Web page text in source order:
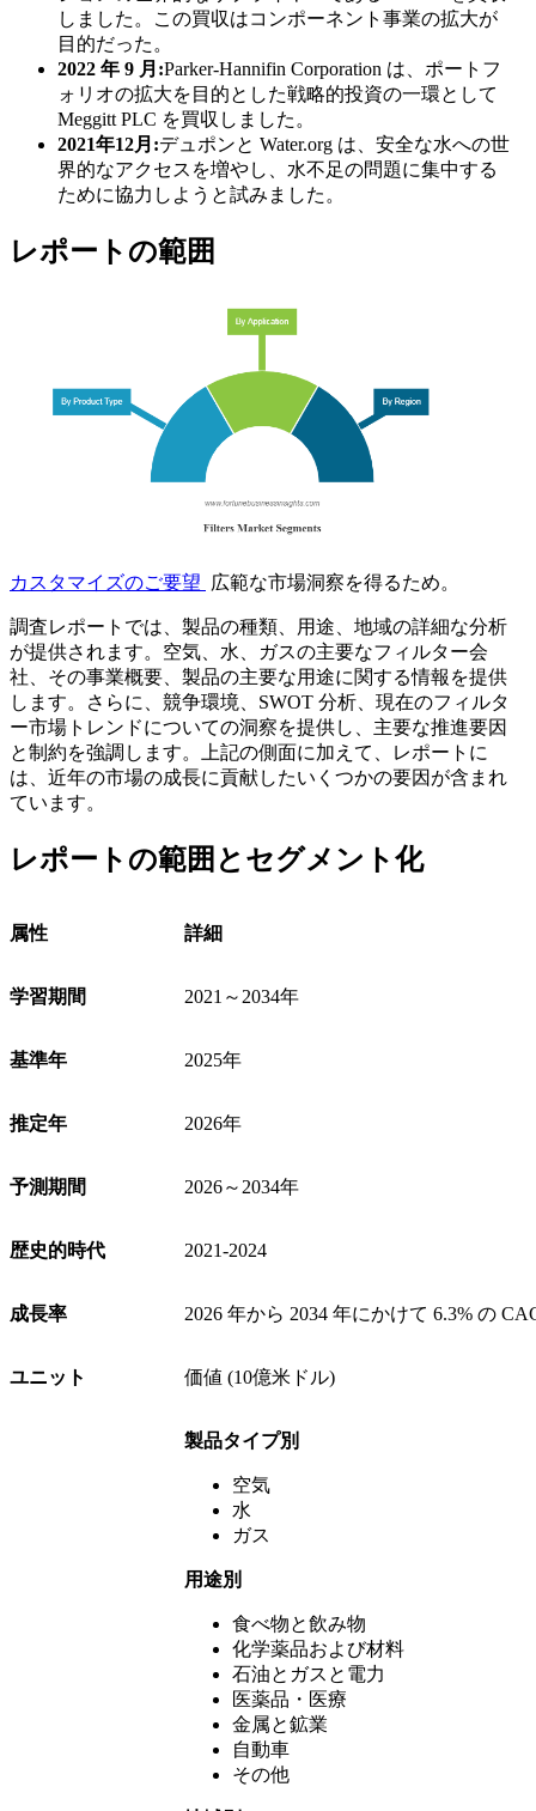
しました。この買収はコンポーネント事業の拡大が
目的だった。
2022 年 9 月:Parker-Hannifin Corporation は、ポートフ
ォリオの拡大を目的とした戦略的投資の一環として
Meggitt PLC を買収しました。
2021年12月:デュポンと Water.org は、安全な水への世
界的なアクセスを増やし、水不足の問題に集中する
ために協力しようと試みました。
レポートの範囲
カスタマイズのご要望 広範な市場洞察を得るため。
調査レポートでは、製品の種類、用途、地域の詳細な分析
が提供されます。空気、水、ガスの主要なフィルター会
社、その事業概要、製品の主要な用途に関する情報を提供
します。さらに、競争環境、SWOT 分析、現在のフィルタ
ー市場トレンドについての洞察を提供し、主要な推進要因
と制約を強調します。上記の側面に加えて、レポートに
は、近年の市場の成長に貢献したいくつかの要因が含まれ
ています。
レポートの範囲とセグメント化
属性 詳細
学習期間 2021～2034年
基準年 2025年
推定年 2026年
予測期間 2026～2034年
歴史的時代 2021-2024
成長率 2026 年から 2034 年にかけて 6.3% の
ユニット 価値 (10億米ドル)
製品タイプ別
空気
水
ガス
用途別
食べ物と飲み物
化学薬品および材料
石油とガスと電力
医薬品・医療
金属と鉱業
自動車
その他